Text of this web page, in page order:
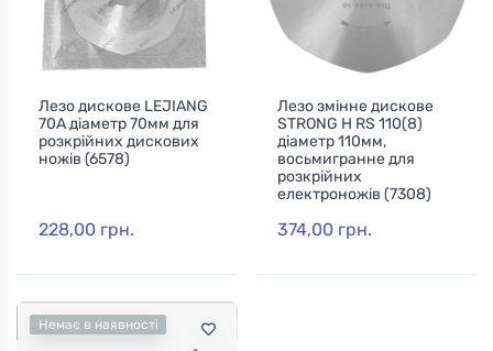
Лезо дискове LEJIANG
70А діаметр 70мм для
розкрійних дискових
ножів (6578)
228,00 грн.
Лезо змінне дискове
STRONG H RS 110(8)
діаметр 110мм,
восьмигранне для
розкрійних
електроножів (7308)
374,00 грн.
Немає в наявності